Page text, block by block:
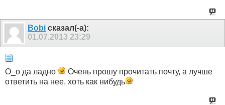
Bobi сказал(-а):
01.07.2013 23:29
О_о да ладно
Очень прошу прочитать почту, а лучше
ответить на нее, хоть как нибудь